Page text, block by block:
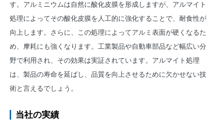
す。アルミニウムは自然に酸化皮膜を形成しますが、アルマイト
処理によってその酸化皮膜を人工的に強化することで、耐食性が
向上します。さらに、この処理によってアルミ表面が硬くなるた
め、摩耗にも強くなります。工業製品や自動車部品など幅広い分
野で利用され、その効果は実証されています。アルマイト処理
は、製品の寿命を延ばし、品質を向上させるために欠かせない技
術と言えるでしょう。
当社の実績